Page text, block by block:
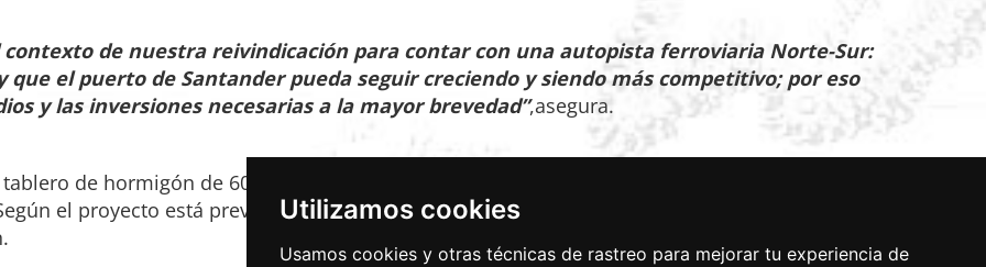
Utilizamos cookies
Usamos cookies y otras técnicas de rastreo para mejorar tu experiencia de
contexto de nuestra reivindicación para contar con una autopista ferroviaria Norte-Sur:
que el puerto de Santander pueda seguir creciendo y siendo más competitivo; por eso
y las inversiones necesarias a la mayor brevedad”,asegura.
de hormigón de 60 centímetros de canto, con forma de L (64 m x 75 m) y sustentado
el proyecto está previsto ejecutar 2.650 metros lineales de estos pilotes, 1.560.000 kg de